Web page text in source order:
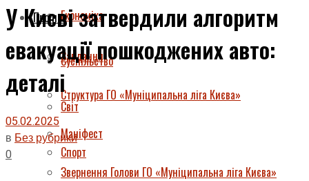
Про нас
Завдання
Структура ГО «Муніципальна ліга Києва»
Маніфест
Звернення Голови ГО «Муніципальна ліга Києва»
Економіка
Суспільство
Світ
Спорт
У Києві затвердили алгоритм
евакуації пошкоджених авто:
деталі
05.02.2025
в Без рубрики
0